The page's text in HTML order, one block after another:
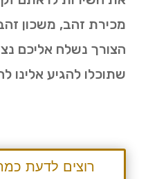
מכירת זהב, משכון
הצורך נשלח אליכם
שתוכלו להגיע אלינו
רוצים לדעת